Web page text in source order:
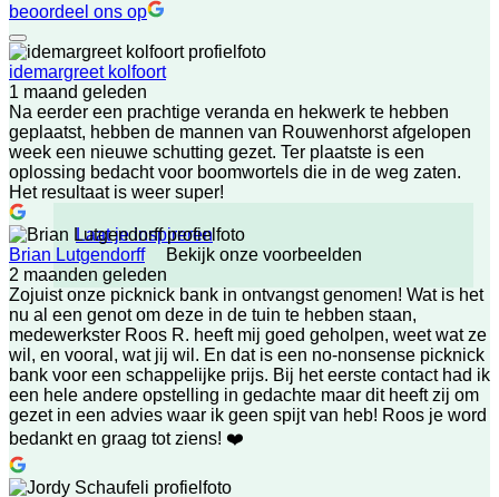
Laat je inspireren
Bekijk onze voorbeelden
beoordeel ons op
idemargreet kolfoort
1 maand geleden
Na eerder een prachtige veranda en hekwerk te hebben
geplaatst, hebben de mannen van Rouwenhorst afgelopen
week een nieuwe schutting gezet. Ter plaatste is een
oplossing bedacht voor boomwortels die in de weg zaten.
Het resultaat is weer super!
Brian Lutgendorff
2 maanden geleden
Zojuist onze picknick bank in ontvangst genomen! Wat is het
nu al een genot om deze in de tuin te hebben staan,
medewerkster Roos R. heeft mij goed geholpen, weet wat ze
wil, en vooral, wat jij wil. En dat is een no-nonsense picknick
bank voor een schappelijke prijs. Bij het eerste contact had ik
een hele andere opstelling in gedachte maar dit heeft zij om
gezet in een advies waar ik geen spijt van heb! Roos je word
bedankt en graag tot ziens! ❤️